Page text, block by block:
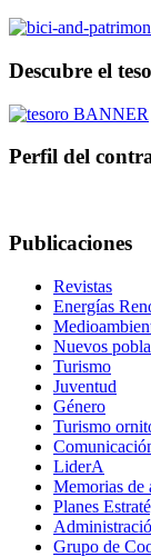
Descubre el
Perfil del
Publicaciones
Revistas
Energías
Nuevos
Turismo
Juventud
Género
Turismo
LiderA
Memorias de
Planes
Grupo de